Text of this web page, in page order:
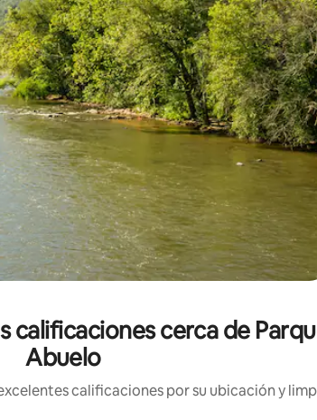
cerca de
Abuelo
calificaciones por su ubicación y